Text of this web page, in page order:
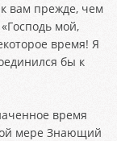
вам прежде, чем
мой,
время! Я
бы к
время
мере Знающий